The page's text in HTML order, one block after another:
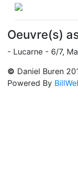
Oeuvre(s)
- Lucarne - 6/7,
© Daniel Buren
Powered By